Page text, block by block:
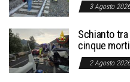
3 Agosto
Schianto
cinque
2 Agosto